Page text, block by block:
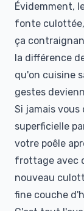
Évidemment,
fonte
ça
la différence
qu'on cuisine
gestes
Si jamais
superficielle
votre poêle
frottage avec
nouveau
fine couche